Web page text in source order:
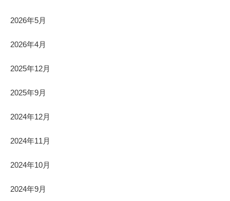
2026年5月
2026年4月
2025年12月
2025年9月
2024年12月
2024年11月
2024年10月
2024年9月